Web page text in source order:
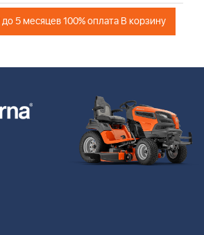
5 месяцев 100% оплата В корзину